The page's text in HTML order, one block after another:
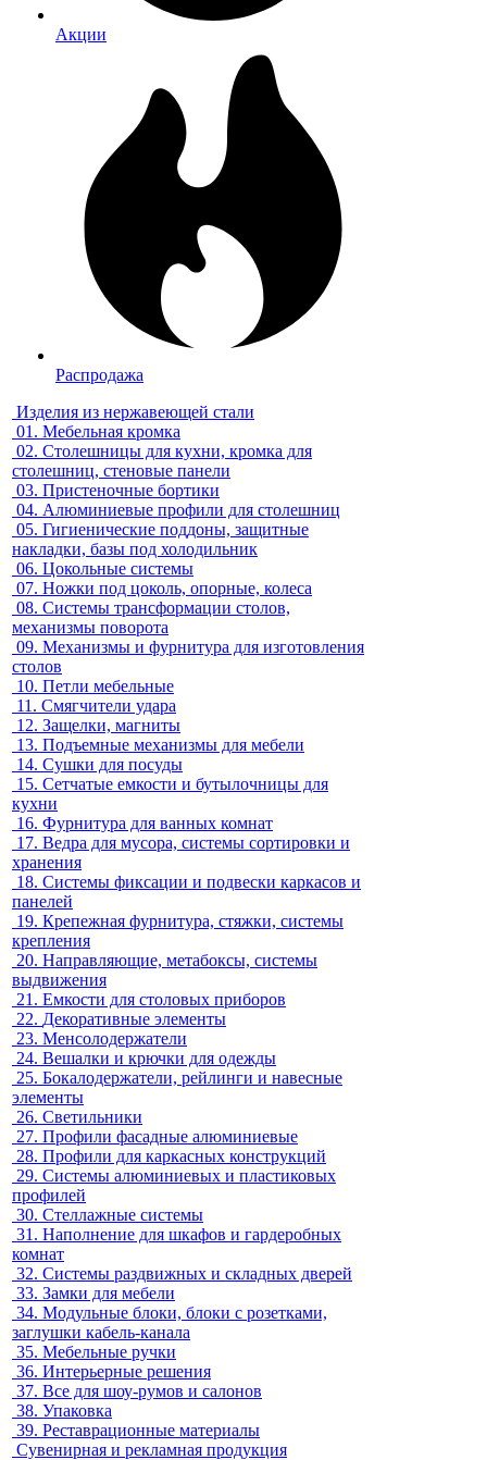
Акции
Распродажа
Изделия из нержавеющей стали
01. Мебельная кромка
02. Столешницы для кухни, кромка для
столешниц, стеновые панели
03. Пристеночные бортики
04. Алюминиевые профили для столешниц
05. Гигиенические поддоны, защитные
накладки, базы под холодильник
06. Цокольные системы
07. Ножки под цоколь, опорные, колеса
08. Системы трансформации столов,
механизмы поворота
09. Механизмы и фурнитура для изготовления
столов
10. Петли мебельные
11. Смягчители удара
12. Защелки, магниты
13. Подъемные механизмы для мебели
14. Сушки для посуды
15. Сетчатые емкости и бутылочницы для
кухни
16. Фурнитура для ванных комнат
17. Ведра для мусора, системы сортировки и
хранения
18. Системы фиксации и подвески каркасов и
панелей
19. Крепежная фурнитура, стяжки, системы
крепления
20. Направляющие, метабоксы, системы
выдвижения
21. Емкости для столовых приборов
22. Декоративные элементы
23. Менсолодержатели
24. Вешалки и крючки для одежды
25. Бокалодержатели, рейлинги и навесные
элементы
26. Светильники
27. Профили фасадные алюминиевые
28. Профили для каркасных конструкций
29. Системы алюминиевых и пластиковых
профилей
30. Стеллажные системы
31. Наполнение для шкафов и гардеробных
комнат
32. Системы раздвижных и складных дверей
33. Замки для мебели
34. Модульные блоки, блоки с розетками,
заглушки кабель-канала
35. Мебельные ручки
36. Интерьерные решения
37. Все для шоу-румов и салонов
38. Упаковка
39. Реставрационные материалы
Сувенирная и рекламная продукция